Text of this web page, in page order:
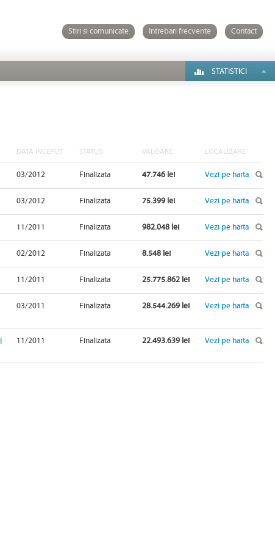
Stiri si comunicate Intrebari frecvente Contact
STATISTICI
DATA INCEPUT STATUS VALOARE LOCALIZARE
03/2012 Finalizata 47.746 lei Vezi pe harta
03/2012 Finalizata 75.399 lei Vezi pe harta
11/2011 Finalizata 982.048 lei Vezi pe harta
02/2012 Finalizata 8.548 lei Vezi pe harta
11/2011 Finalizata 25.775.862 lei Vezi pe harta
03/2011 Finalizata 28.544.269 lei Vezi pe harta
11/2011 Finalizata 22.493.639 lei Vezi pe harta